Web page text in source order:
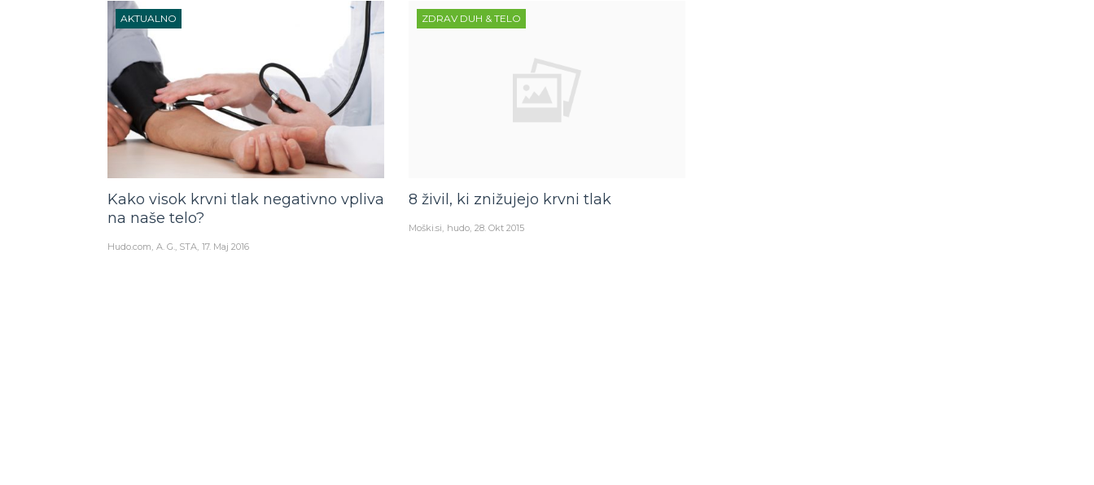
AKTUALNO
Kako visok krvni tlak negativno vpliva
na naše telo?
Hudo.com A. G., STA 17. Maj 2016
ZDRAV DUH & TELO
8 živil, ki znižujejo krvni tlak
Moški.si hudo 28. Okt 2015